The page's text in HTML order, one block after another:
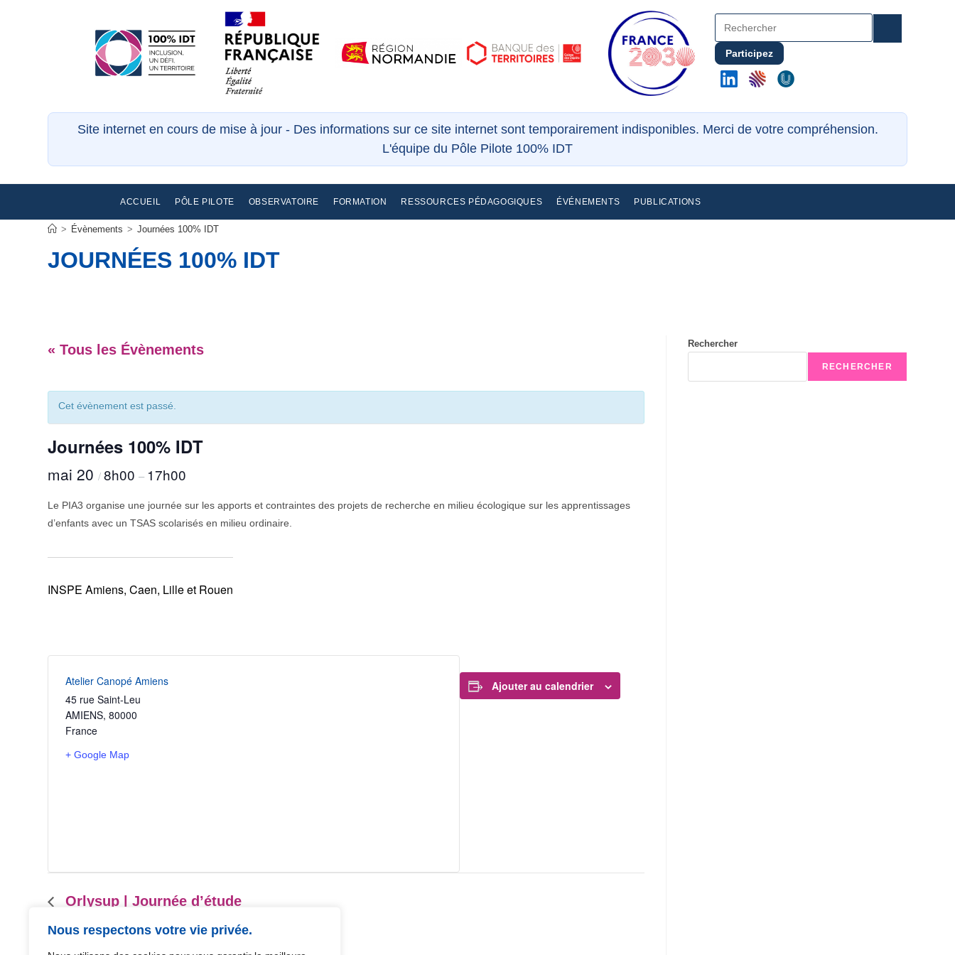
Nous respectons votre vie privée.
Participez
Site internet en cours de mise à jour - Des informations sur ce site internet sont temporairement indisponibles. Merci de votre compréhension.
L'équipe du Pôle Pilote 100% IDT
ACCUEIL PÔLE PILOTE OBSERVATOIRE FORMATION RESSOURCES PÉDAGOGIQUES ÉVÉNEMENTS PUBLICATIONS
JOURNÉES 100% IDT
> Évènements > Journées 100% IDT
« Tous les Évènements
Cet évènement est passé.
Journées 100% IDT
mai 20/8h00– 17h00
Le PIA3 organise une journée sur les apports et contraintes des projets de recherche en milieu écologique sur les apprentissages
d’enfants avec un TSAS scolarisés en milieu ordinaire.
INSPE Amiens, Caen, Lille et Rouen
Atelier Canopé Amiens
45 rue Saint-Leu
AMIENS, 80000
France
+ Google Map
Ajouter au calendrier
N
v
Orlysup | Journée d’étude
Rechercher
RECHERCHER